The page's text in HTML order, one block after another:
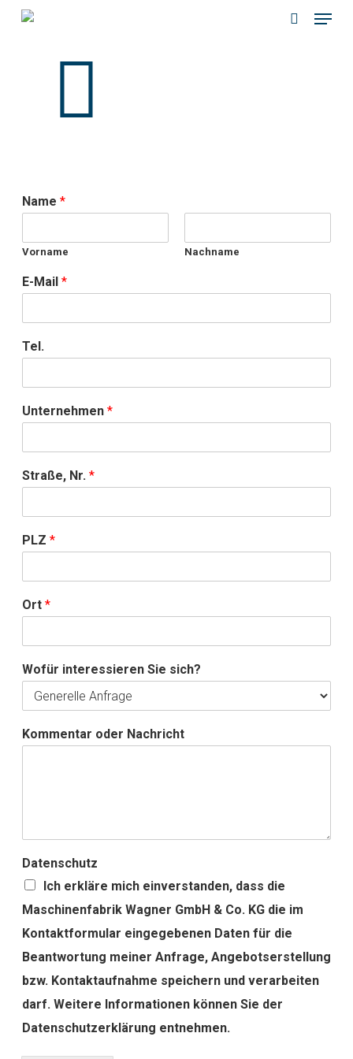
Skip
Menu
Name *
Vorname Nachname
E-Mail *
Tel.
Unternehmen *
Straße, Nr. *
PLZ *
Ort *
Wofür interessieren Sie sich?
Kommentar oder Nachricht
Datenschutz
Ich erkläre mich einverstanden, dass die
Maschinenfabrik Wagner GmbH & Co. KG die im
Kontaktformular eingegebenen Daten für die
Beantwortung meiner Anfrage, Angebotserstellung
bzw. Kontaktaufnahme speichern und verarbeiten
darf. Weitere Informationen können Sie der
Datenschutzerklärung entnehmen.